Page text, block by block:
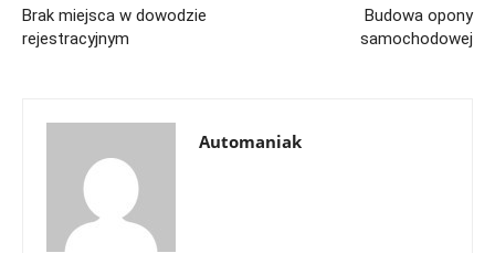
Brak miejsca w dowodzie
rejestracyjnym
Budowa opony
samochodowej
Automaniak